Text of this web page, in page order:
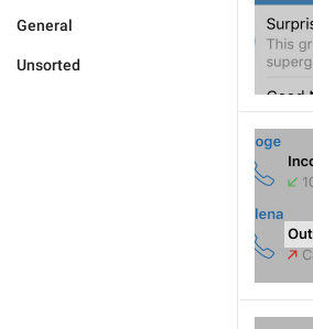
General
Unsorted